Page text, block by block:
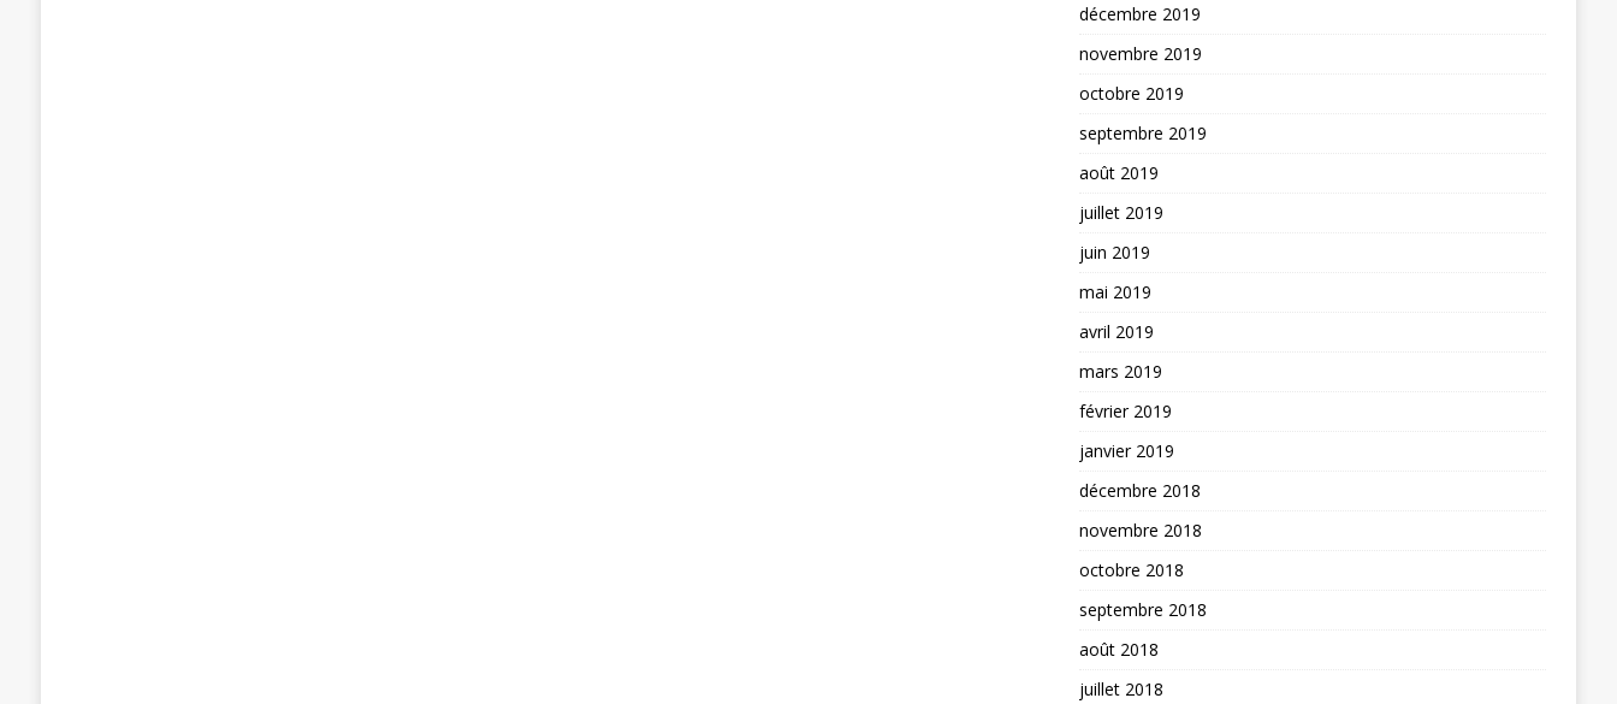
décembre 2019
novembre 2019
octobre 2019
septembre 2019
août 2019
juillet 2019
juin 2019
mai 2019
avril 2019
mars 2019
février 2019
janvier 2019
décembre 2018
novembre 2018
octobre 2018
septembre 2018
août 2018
juillet 2018